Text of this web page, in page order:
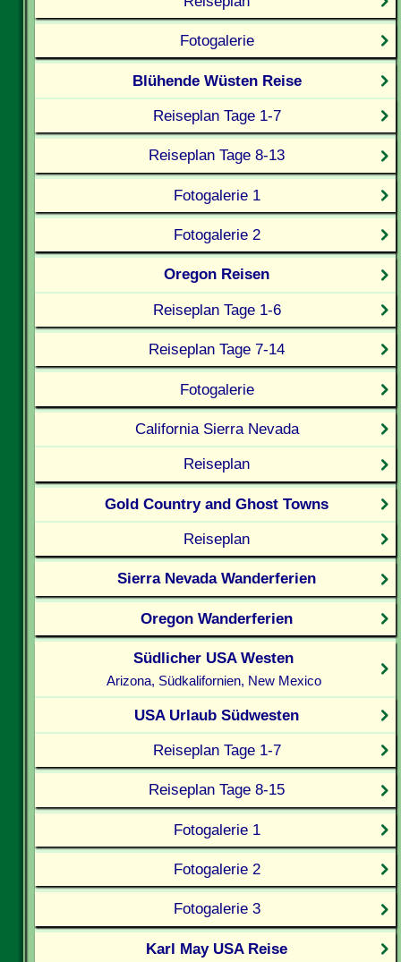
Fotogalerie
Blühende Wüsten Reise
Reiseplan Tage 1-7
Reiseplan Tage 8-13
Fotogalerie 1
Fotogalerie 2
Oregon Reisen
Reiseplan Tage 1-6
Reiseplan Tage 7-14
Fotogalerie
California Sierra Nevada
Reiseplan
Gold Country and Ghost Towns
Reiseplan
Sierra Nevada Wanderferien
Oregon Wanderferien
Südlicher USA Westen
Arizona, Südkalifornien, New Mexico
USA Urlaub Südwesten
Reiseplan Tage 1-7
Reiseplan Tage 8-15
Fotogalerie 1
Fotogalerie 2
Fotogalerie 3
Karl May USA Reise